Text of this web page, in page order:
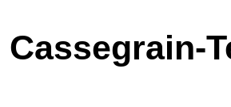
Cassegrain-